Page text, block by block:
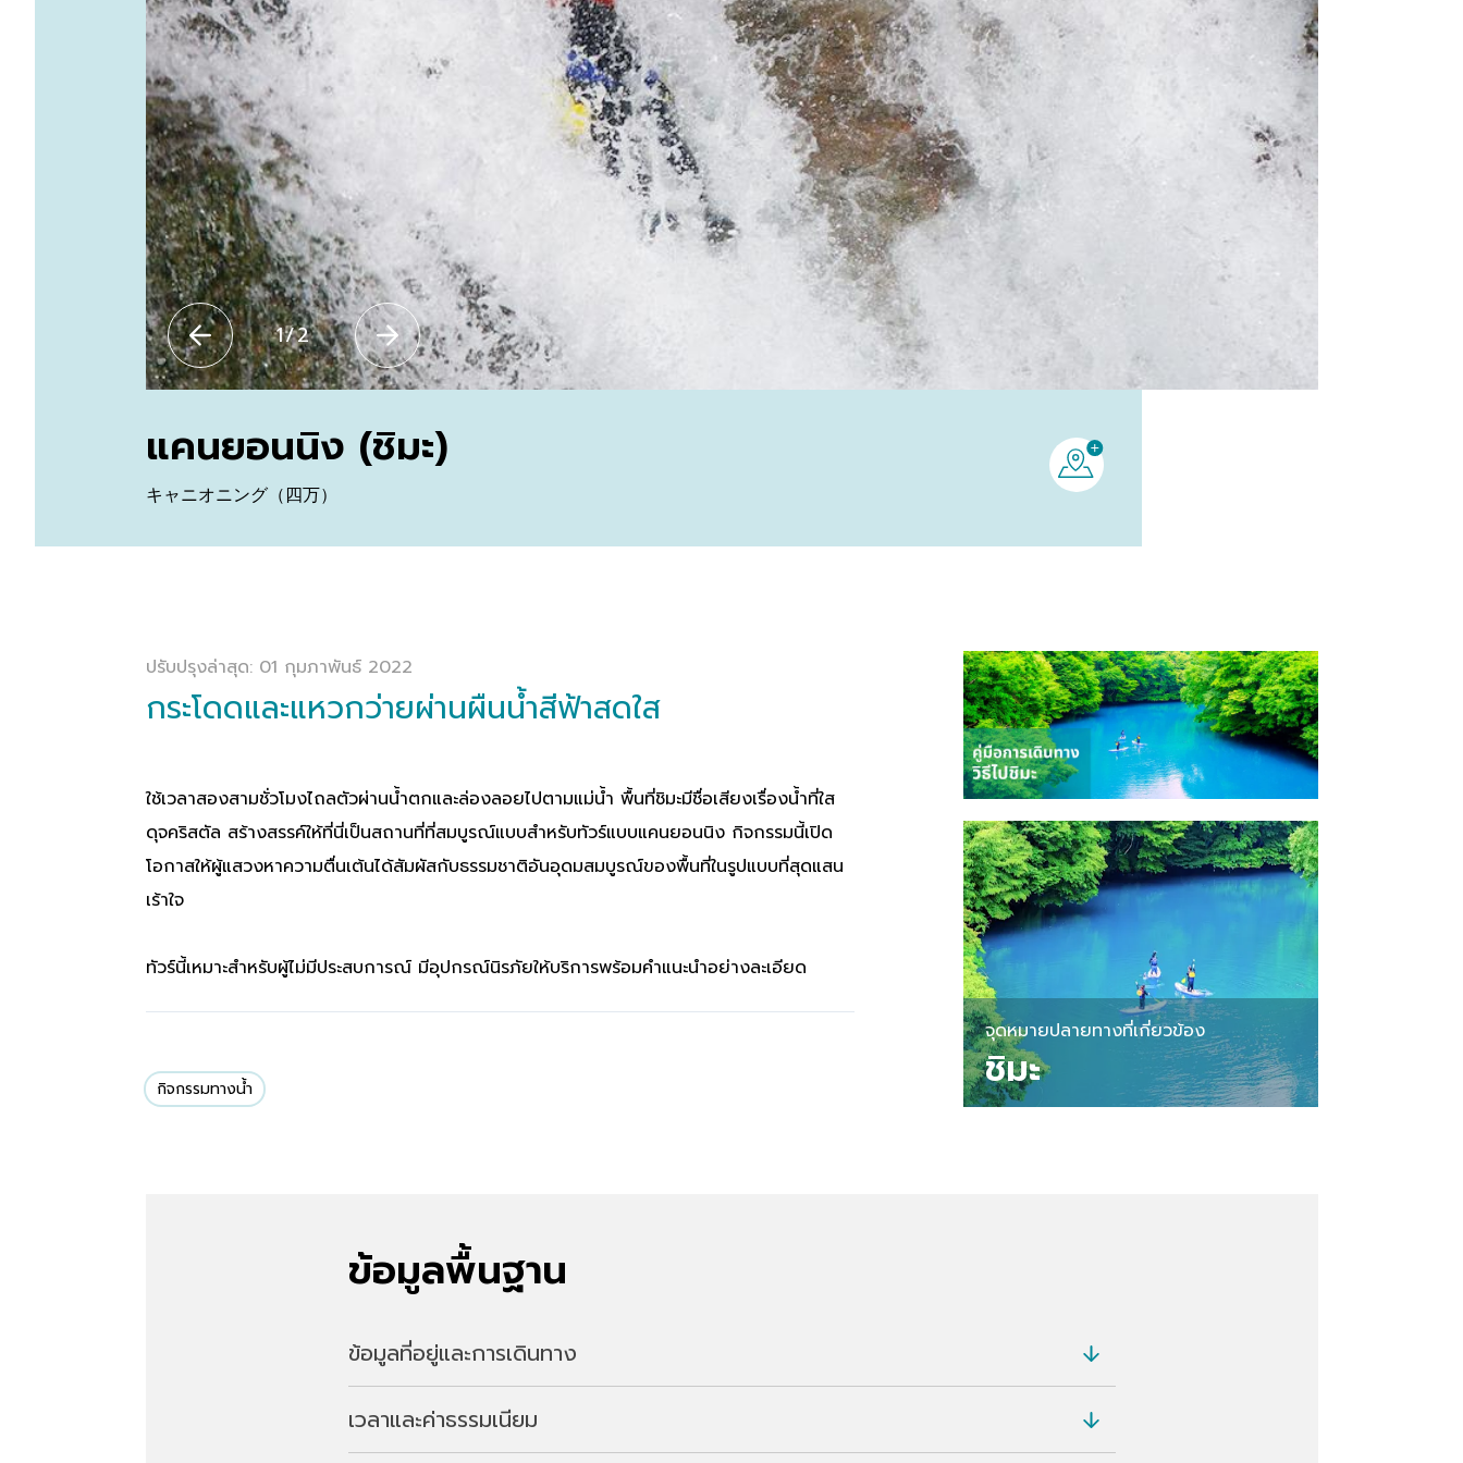
1/2
แคนยอนนิง (ชิมะ)
キャニオニング（四万）
ปรับปรุงล่าสุด: 01 กุมภาพันธ์ 2022
กระโดดและแหวกว่ายผ่านผืนน้ำสีฟ้าสดใส
ใช้เวลาสองสามชั่วโมงไถลตัวผ่านน้ำตกและล่องลอยไปตามแม่น้ำ พื้นที่ชิมะมีชื่อเสียงเรื่องน้ำที่ใส
ดุจคริสตัล สร้างสรรค์ให้ที่นี่เป็นสถานที่ที่สมบูรณ์แบบสำหรับทัวร์แบบแคนยอนนิง กิจกรรมนี้เปิด
โอกาสให้ผู้แสวงหาความตื่นเต้นได้สัมผัสกับธรรมชาติอันอุดมสมบูรณ์ของพื้นที่ในรูปแบบที่สุดแสน
เร้าใจ
ทัวร์นี้เหมาะสำหรับผู้ไม่มีประสบการณ์ มีอุปกรณ์นิรภัยให้บริการพร้อมคำแนะนำอย่างละเอียด
กิจกรรมทางน้ำ
จุดหมายปลายทางที่เกี่ยวข้อง
ชิมะ
ข้อมูลพื้นฐาน
ข้อมูลที่อยู่และการเดินทาง
ที่อยู่
เวลาและค่าธรรมเนียม